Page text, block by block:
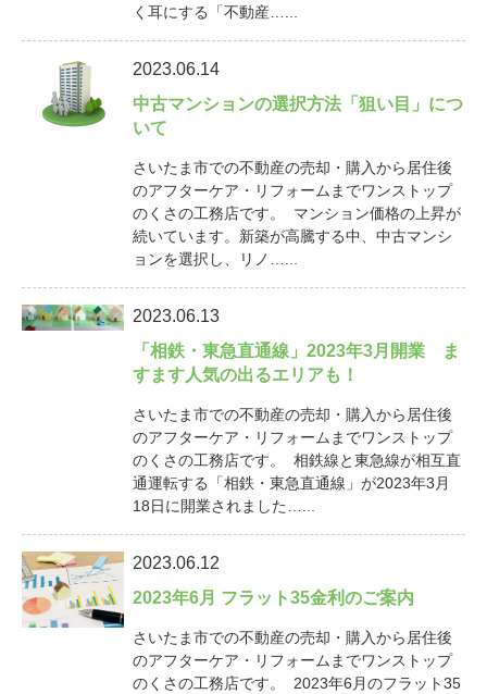
く耳にする「不動産…...
2023.06.14
中古マンションの選択方法「狙い目」につ
いて
さいたま市での不動産の売却・購入から居住後
のアフターケア・リフォームまでワンストップ
のくさの工務店です。 マンション価格の上昇が
続いています。新築が高騰する中、中古マンシ
ョンを選択し、リノ…...
2023.06.13
「相鉄・東急直通線」2023年3月開業 ま
すます人気の出るエリアも！
さいたま市での不動産の売却・購入から居住後
のアフターケア・リフォームまでワンストップ
のくさの工務店です。 相鉄線と東急線が相互直
通運転する「相鉄・東急直通線」が2023年3月
18日に開業されました…...
2023.06.12
2023年6月 フラット35金利のご案内
さいたま市での不動産の売却・購入から居住後
のアフターケア・リフォームまでワンストップ
のくさの工務店です。 2023年6月のフラット35